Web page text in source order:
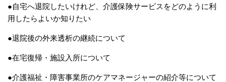
●自宅へ退院したいけれど、介護保険サービスをどのように利
用したらよいか知りたい
●退院後の外来透析の継続について
●在宅復帰・施設入所について
●介護福祉・障害事業所のケアマネージャーの紹介等について